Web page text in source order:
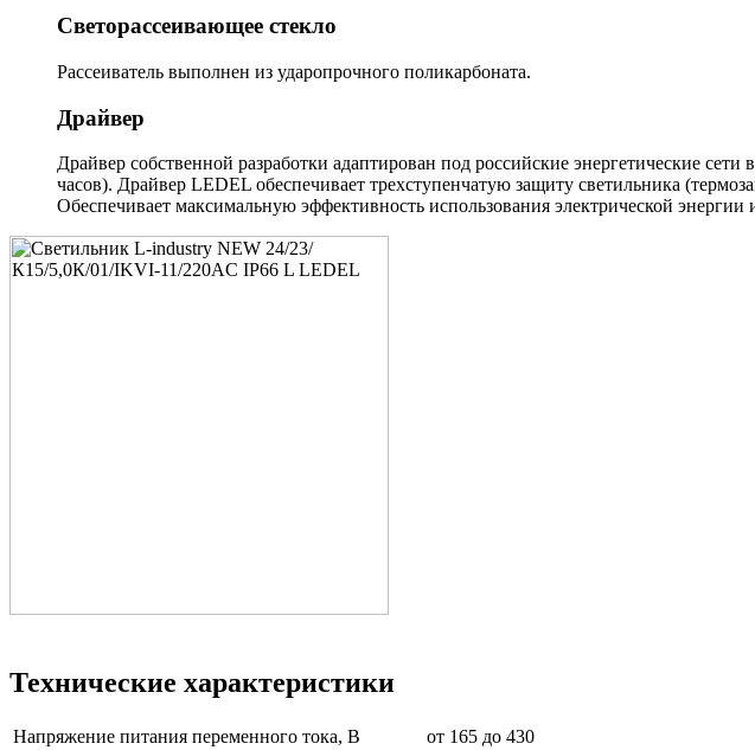
Светорассеивающее стекло
Рассеиватель выполнен из ударопрочного поликарбоната.
Драйвер
Драйвер собственной разработки адаптирован под российские энергетические
часов). Драйвер LEDEL обеспечивает трехступенчатую защиту светильника
Обеспечивает максимальную эффективность использования электрической
Технические характеристики
Напряжение питания переменного тока, В
от 165 до 430